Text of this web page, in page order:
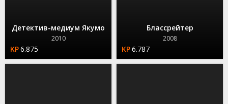
Детектив-медиум Якумо
2010
6.875
Блассрейтер
2008
6.787